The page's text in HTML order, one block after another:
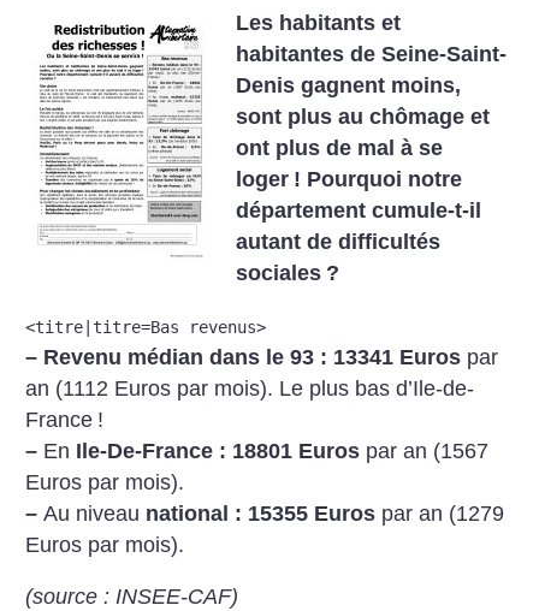
Les habitants et
habitantes de Seine-Saint-
Denis gagnent moins,
sont plus au chômage et
ont plus de mal à se
loger ! Pourquoi notre
département cumule-t-il
autant de difficultés
sociales ?
<titre|titre=Bas revenus>
– Revenu médian dans le 93 : 13341 Euros par
an (1112 Euros par mois). Le plus bas d’Ile-de-
France !
– En Ile-De-France : 18801 Euros par an (1567
Euros par mois).
– Au niveau national : 15355 Euros par an (1279
Euros par mois).
(source : INSEE-CAF)